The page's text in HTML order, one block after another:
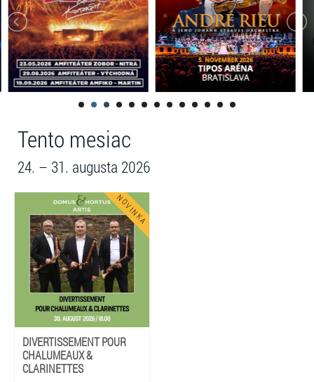
Tento mesiac
24. – 31. augusta 2026
DIVERTISSEMENT POUR
CHALUMEAUX &
CLARINETTES